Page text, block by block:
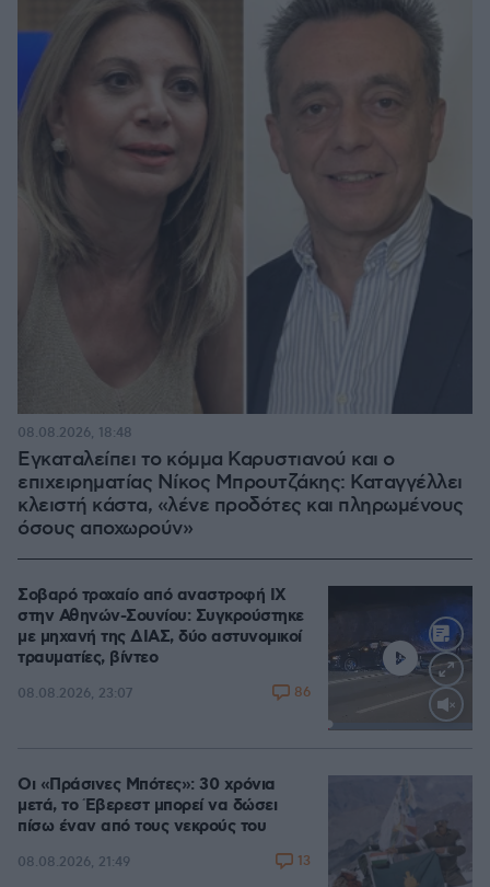
Εγκαταλείπει το κόμμα Καρυστιανού και ο
επιχειρηματίας Νίκος Μπρουτζάκης: Καταγγέλλει
κλειστή κάστα, «λένε προδότες και πληρωμένους
όσους αποχωρούν»
08.08.2026, 18:48
Σοβαρό τροχαίο από αναστροφή ΙΧ
στην Αθηνών-Σουνίου: Συγκρούστηκε
με μηχανή της ΔΙΑΣ, δύο αστυνομικοί
τραυματίες, βίντεο
08.08.2026, 23:07 86
Οι «Πράσινες Μπότες»: 30 χρόνια
μετά, το Έβερεστ μπορεί να δώσει
πίσω έναν από τους νεκρούς του
08.08.2026, 21:49 13